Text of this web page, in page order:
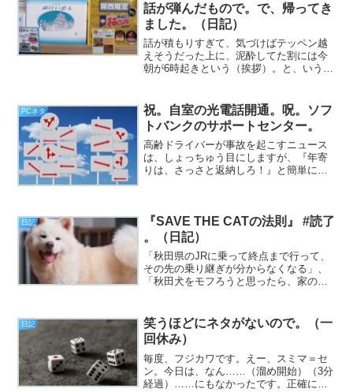
話が弾んだもので。で、帰ってき
ました。（日記）
話が積もりすぎて、気づけばテッペン越
えそうだった上に、泥酔してた割には今
朝が6時起きという（挨拶）。と、いうわ
み思う金曜日、皆様いかがお過ごしでし
ょうか。その昨日の話な...
PCネタ
祝。自室の光電話開通。呪。ソフ
トバンクのサポートセンター。
高齢ドライバーが事故を起こすニュース
は、しょっちゅう目にしますが、『年寄
りは、さっさと返納しろ！』と簡単に言
わけで、フジカワです。昨...
日記
『SAVE THE CATの法則』 #読了
。（日記）
「秋田県のJRに乗って終点まで行って、
その先の乗り継ぎが分からなくなる」、
「秋田犬をモフろうと思ったら、家の近
（挨拶）。……しかし、なぜ秋田県？
全く縁がないところなの...
日記
笑うほどにネタがないので。（一
回休み）
毎度、フジカワです。えー、スミマ＝セ
ン。今日は、なん……（溜め開始）（3分
経過）……にもなかったです。正確に